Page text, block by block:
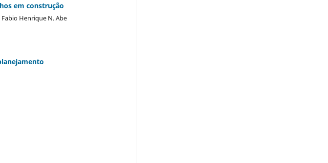
em construção
Fabio Henrique N. Abe